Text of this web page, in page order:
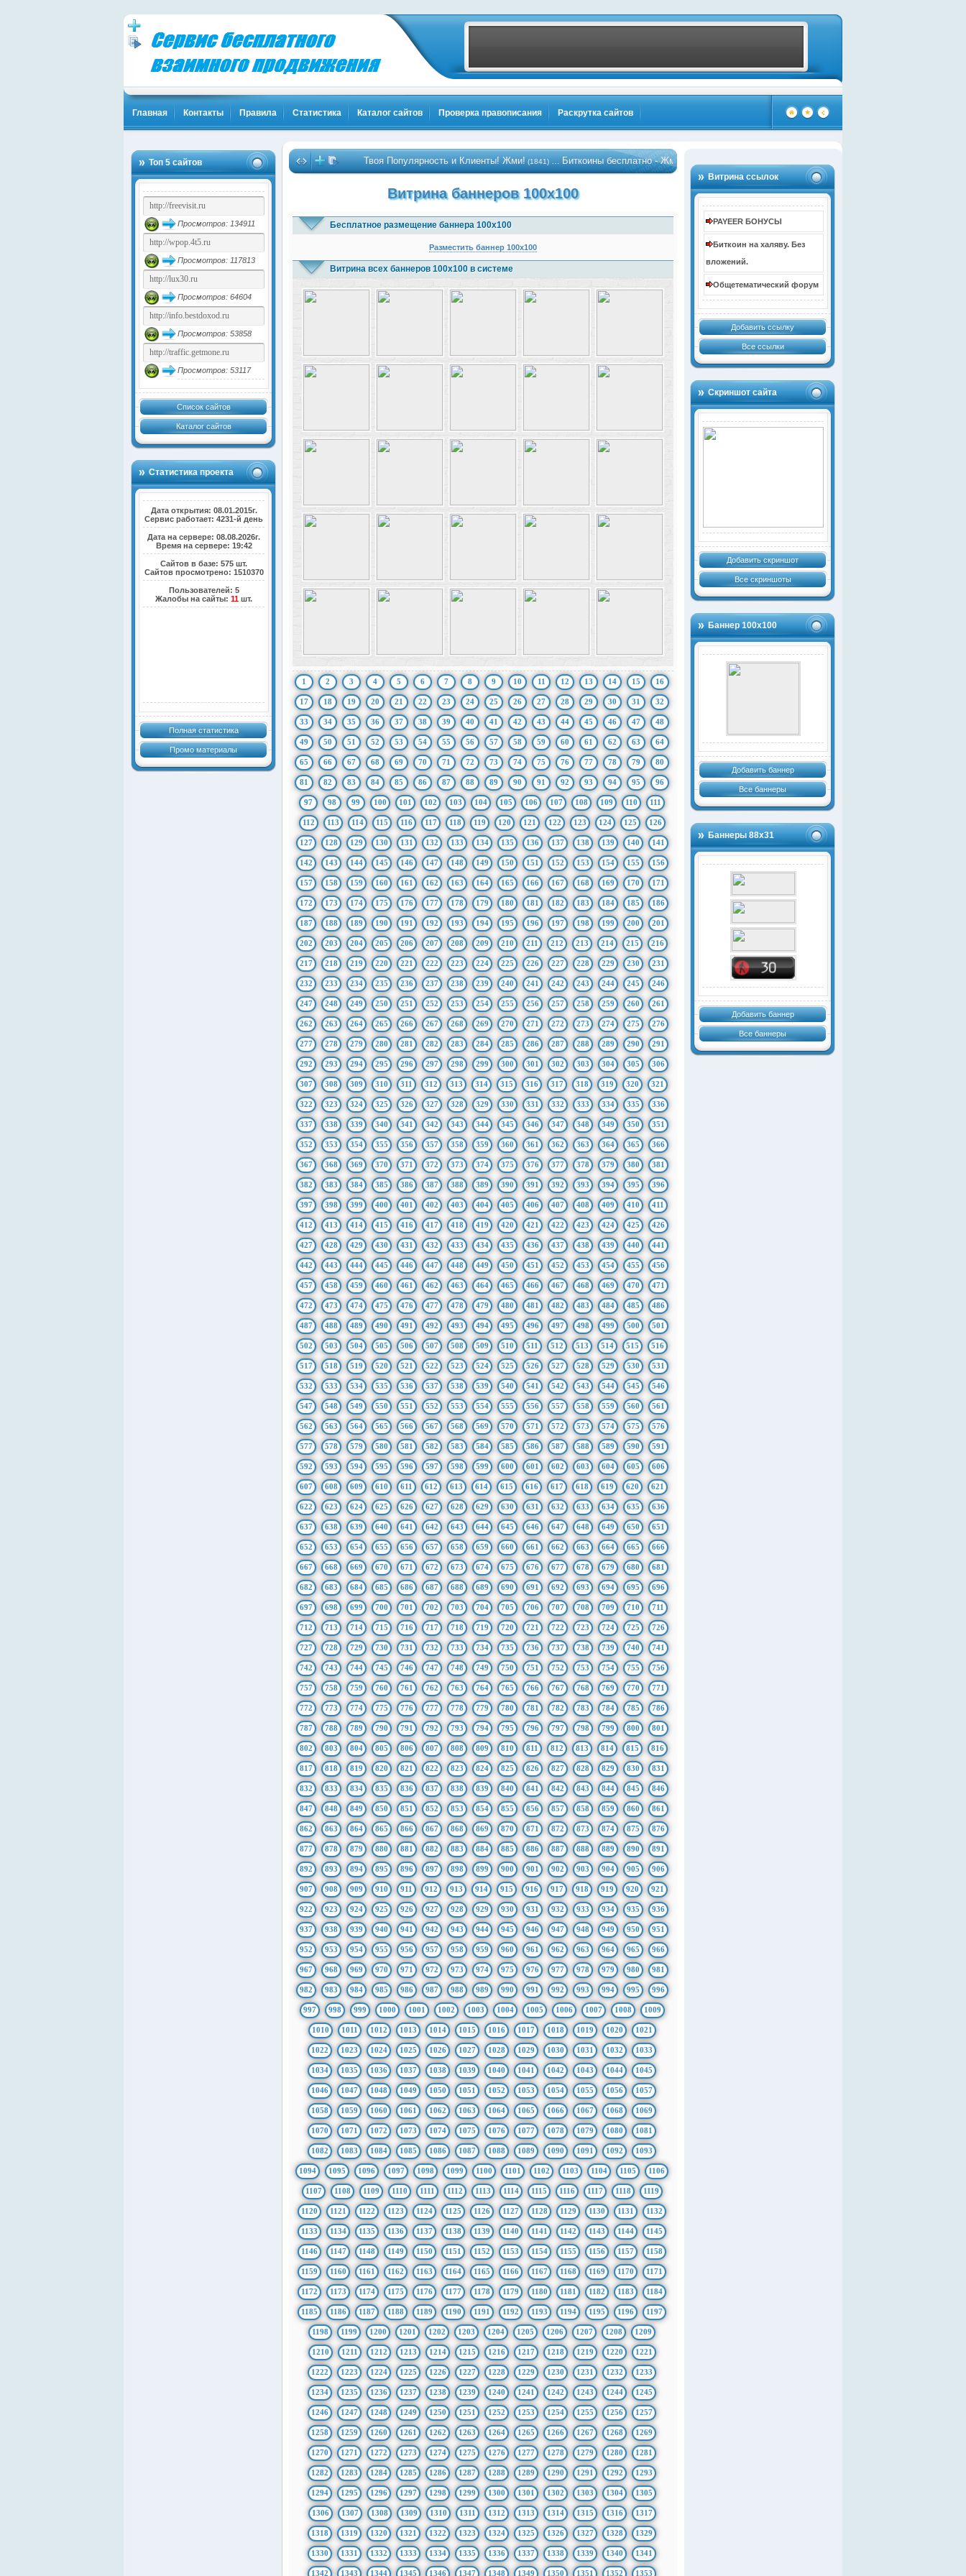
Главная Контакты Правила Статистика Каталог сайтов Проверка правописания Раскрутка сайтов
Топ 5 сайтов
Просмотров: 134911
Просмотров: 117813
Просмотров: 64604
Просмотров: 53858
Просмотров: 53117
Список сайтов
Каталог сайтов
Статистика проекта
Дата открытия: 08.01.2015г.
Сервис работает: 4231-й день
Дата на сервере: 08.08.2026г.
Время на сервере: 19:42
Сайтов в базе: 575 шт.
Сайтов просмотрено: 1510370
Пользователей: 5
Жалобы на сайты:11 шт.
Полная статистика
Промо материалы
Витрина ссылок
PAYEER БОНУСЫ
Биткоин на халяву. Без
вложений.
Общетематический форум
Добавить ссылку
Все ссылки
Скриншот сайта
Добавить скриншот
Все скриншоты
Баннер 100х100
Добавить баннер
Все баннеры
Баннеры 88х31
Добавить баннер
Все баннеры
Твоя Популярность и Клиенты! Жми!(1841)…Биткоины бесплатно - Жми!(4106)…
Витрина баннеров 100x100
Бесплатное размещение баннера 100x100
Разместить баннер 100x100
Витрина всех баннеров 100x100 в системе
1 2 3 4 5 6 7 8 9 10 11 12 13 14 15 16
17 18 19 20 21 22 23 24 25 26 27 28 29 30 31 32
33 34 35 36 37 38 39 40 41 42 43 44 45 46 47 48
49 50 51 52 53 54 55 56 57 58 59 60 61 62 63 64
65 66 67 68 69 70 71 72 73 74 75 76 77 78 79 80
81 82 83 84 85 86 87 88 89 90 91 92 93 94 95 96
97 98 99 100 101 102 103 104 105 106 107 108 109 110 111
112 113 114 115 116 117 118 119 120 121 122 123 124 125 126
127 128 129 130 131 132 133 134 135 136 137 138 139 140 141
142 143 144 145 146 147 148 149 150 151 152 153 154 155 156
157 158 159 160 161 162 163 164 165 166 167 168 169 170 171
172 173 174 175 176 177 178 179 180 181 182 183 184 185 186
187 188 189 190 191 192 193 194 195 196 197 198 199 200 201
202 203 204 205 206 207 208 209 210 211 212 213 214 215 216
217 218 219 220 221 222 223 224 225 226 227 228 229 230 231
232 233 234 235 236 237 238 239 240 241 242 243 244 245 246
247 248 249 250 251 252 253 254 255 256 257 258 259 260 261
262 263 264 265 266 267 268 269 270 271 272 273 274 275 276
277 278 279 280 281 282 283 284 285 286 287 288 289 290 291
292 293 294 295 296 297 298 299 300 301 302 303 304 305 306
307 308 309 310 311 312 313 314 315 316 317 318 319 320 321
322 323 324 325 326 327 328 329 330 331 332 333 334 335 336
337 338 339 340 341 342 343 344 345 346 347 348 349 350 351
352 353 354 355 356 357 358 359 360 361 362 363 364 365 366
367 368 369 370 371 372 373 374 375 376 377 378 379 380 381
382 383 384 385 386 387 388 389 390 391 392 393 394 395 396
397 398 399 400 401 402 403 404 405 406 407 408 409 410 411
412 413 414 415 416 417 418 419 420 421 422 423 424 425 426
427 428 429 430 431 432 433 434 435 436 437 438 439 440 441
442 443 444 445 446 447 448 449 450 451 452 453 454 455 456
457 458 459 460 461 462 463 464 465 466 467 468 469 470 471
472 473 474 475 476 477 478 479 480 481 482 483 484 485 486
487 488 489 490 491 492 493 494 495 496 497 498 499 500 501
502 503 504 505 506 507 508 509 510 511 512 513 514 515 516
517 518 519 520 521 522 523 524 525 526 527 528 529 530 531
532 533 534 535 536 537 538 539 540 541 542 543 544 545 546
547 548 549 550 551 552 553 554 555 556 557 558 559 560 561
562 563 564 565 566 567 568 569 570 571 572 573 574 575 576
577 578 579 580 581 582 583 584 585 586 587 588 589 590 591
592 593 594 595 596 597 598 599 600 601 602 603 604 605 606
607 608 609 610 611 612 613 614 615 616 617 618 619 620 621
622 623 624 625 626 627 628 629 630 631 632 633 634 635 636
637 638 639 640 641 642 643 644 645 646 647 648 649 650 651
652 653 654 655 656 657 658 659 660 661 662 663 664 665 666
667 668 669 670 671 672 673 674 675 676 677 678 679 680 681
682 683 684 685 686 687 688 689 690 691 692 693 694 695 696
697 698 699 700 701 702 703 704 705 706 707 708 709 710 711
712 713 714 715 716 717 718 719 720 721 722 723 724 725 726
727 728 729 730 731 732 733 734 735 736 737 738 739 740 741
742 743 744 745 746 747 748 749 750 751 752 753 754 755 756
757 758 759 760 761 762 763 764 765 766 767 768 769 770 771
772 773 774 775 776 777 778 779 780 781 782 783 784 785 786
787 788 789 790 791 792 793 794 795 796 797 798 799 800 801
802 803 804 805 806 807 808 809 810 811 812 813 814 815 816
817 818 819 820 821 822 823 824 825 826 827 828 829 830 831
832 833 834 835 836 837 838 839 840 841 842 843 844 845 846
847 848 849 850 851 852 853 854 855 856 857 858 859 860 861
862 863 864 865 866 867 868 869 870 871 872 873 874 875 876
877 878 879 880 881 882 883 884 885 886 887 888 889 890 891
892 893 894 895 896 897 898 899 900 901 902 903 904 905 906
907 908 909 910 911 912 913 914 915 916 917 918 919 920 921
922 923 924 925 926 927 928 929 930 931 932 933 934 935 936
937 938 939 940 941 942 943 944 945 946 947 948 949 950 951
952 953 954 955 956 957 958 959 960 961 962 963 964 965 966
967 968 969 970 971 972 973 974 975 976 977 978 979 980 981
982 983 984 985 986 987 988 989 990 991 992 993 994 995 996
997 998 999 1000 1001 1002 1003 1004 1005 1006 1007 1008 1009
1010 1011 1012 1013 1014 1015 1016 1017 1018 1019 1020 1021
1022 1023 1024 1025 1026 1027 1028 1029 1030 1031 1032 1033
1034 1035 1036 1037 1038 1039 1040 1041 1042 1043 1044 1045
1046 1047 1048 1049 1050 1051 1052 1053 1054 1055 1056 1057
1058 1059 1060 1061 1062 1063 1064 1065 1066 1067 1068 1069
1070 1071 1072 1073 1074 1075 1076 1077 1078 1079 1080 1081
1082 1083 1084 1085 1086 1087 1088 1089 1090 1091 1092 1093
1094 1095 1096 1097 1098 1099 1100 1101 1102 1103 1104 1105 1106
1107 1108 1109 1110 1111 1112 1113 1114 1115 1116 1117 1118 1119
1120 1121 1122 1123 1124 1125 1126 1127 1128 1129 1130 1131 1132
1133 1134 1135 1136 1137 1138 1139 1140 1141 1142 1143 1144 1145
1146 1147 1148 1149 1150 1151 1152 1153 1154 1155 1156 1157 1158
1159 1160 1161 1162 1163 1164 1165 1166 1167 1168 1169 1170 1171
1172 1173 1174 1175 1176 1177 1178 1179 1180 1181 1182 1183 1184
1185 1186 1187 1188 1189 1190 1191 1192 1193 1194 1195 1196 1197
1198 1199 1200 1201 1202 1203 1204 1205 1206 1207 1208 1209
1210 1211 1212 1213 1214 1215 1216 1217 1218 1219 1220 1221
1222 1223 1224 1225 1226 1227 1228 1229 1230 1231 1232 1233
1234 1235 1236 1237 1238 1239 1240 1241 1242 1243 1244 1245
1246 1247 1248 1249 1250 1251 1252 1253 1254 1255 1256 1257
1258 1259 1260 1261 1262 1263 1264 1265 1266 1267 1268 1269
1270 1271 1272 1273 1274 1275 1276 1277 1278 1279 1280 1281
1282 1283 1284 1285 1286 1287 1288 1289 1290 1291 1292 1293
1294 1295 1296 1297 1298 1299 1300 1301 1302 1303 1304 1305
1306 1307 1308 1309 1310 1311 1312 1313 1314 1315 1316 1317
1318 1319 1320 1321 1322 1323 1324 1325 1326 1327 1328 1329
1330 1331 1332 1333 1334 1335 1336 1337 1338 1339 1340 1341
1342 1343 1344 1345 1346 1347 1348 1349 1350 1351 1352 1353